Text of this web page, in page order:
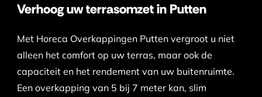
Verhoog uw terrasomzet in Putten
Met Horeca Overkappingen Putten vergroot u niet
alleen het comfort op uw terras, maar ook de
capaciteit en het rendement van uw buitenruimte.
Een overkapping van 5 bij 7 meter kan, slim